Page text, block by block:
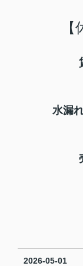
水漏
2026-05-01